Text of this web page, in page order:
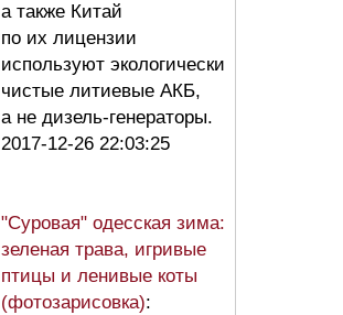
а также Китай
по их лицензии
используют экологически
чистые литиевые АКБ,
а не дизель-генераторы.
2017-12-26 22:03:25
"Суровая" одесская зима:
зеленая трава, игривые
птицы и ленивые коты
(фотозарисовка):